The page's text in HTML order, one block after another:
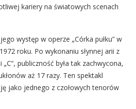
kariery na światowych scenach
występ w operze „Córka pułku” w
roku. Po wykonaniu słynnej arii z
publiczność była tak zachwycona,
aż 17 razy. Ten spektakl
jako jednego z czołowych tenorów